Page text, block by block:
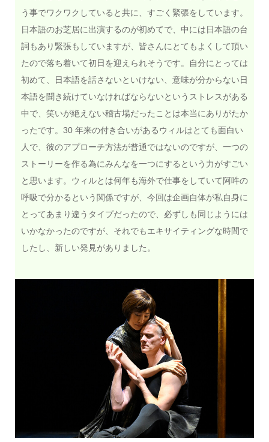
う事でワクワクしていると共に、すごく緊張をしています。
日本語のお芝居に出演するのが初めてで、中には日本語の台
詞もあり緊張もしていますが、皆さんにとてもよくして頂い
たので落ち着いて初日を迎えられそうです。自分にとっては
初めて、日本語を話さないといけない、意味が分からない日
本語を聞き続けていなければならないというストレスがある
中で、笑いが絶えない稽古場だったことは本当にありがたか
ったです。30 年来の付き合いがあるウィルはとても面白い
人で、彼のアプローチ方法が普通ではないのですが、一つの
ストーリーを作る為にみんなを一つにするという力がすごい
と思います。ウィルとは何年も海外で仕事をしていて阿吽の
呼吸で分かるという関係ですが、今回は企画自体が私自身に
とってあまり違うタイプだったので、必ずしも同じようには
いかなかったのですが、それでもエキサイティングな時間で
したし、新しい発見がありました。